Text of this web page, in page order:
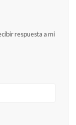
respuesta a mi